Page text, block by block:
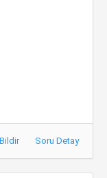
Soru Detay